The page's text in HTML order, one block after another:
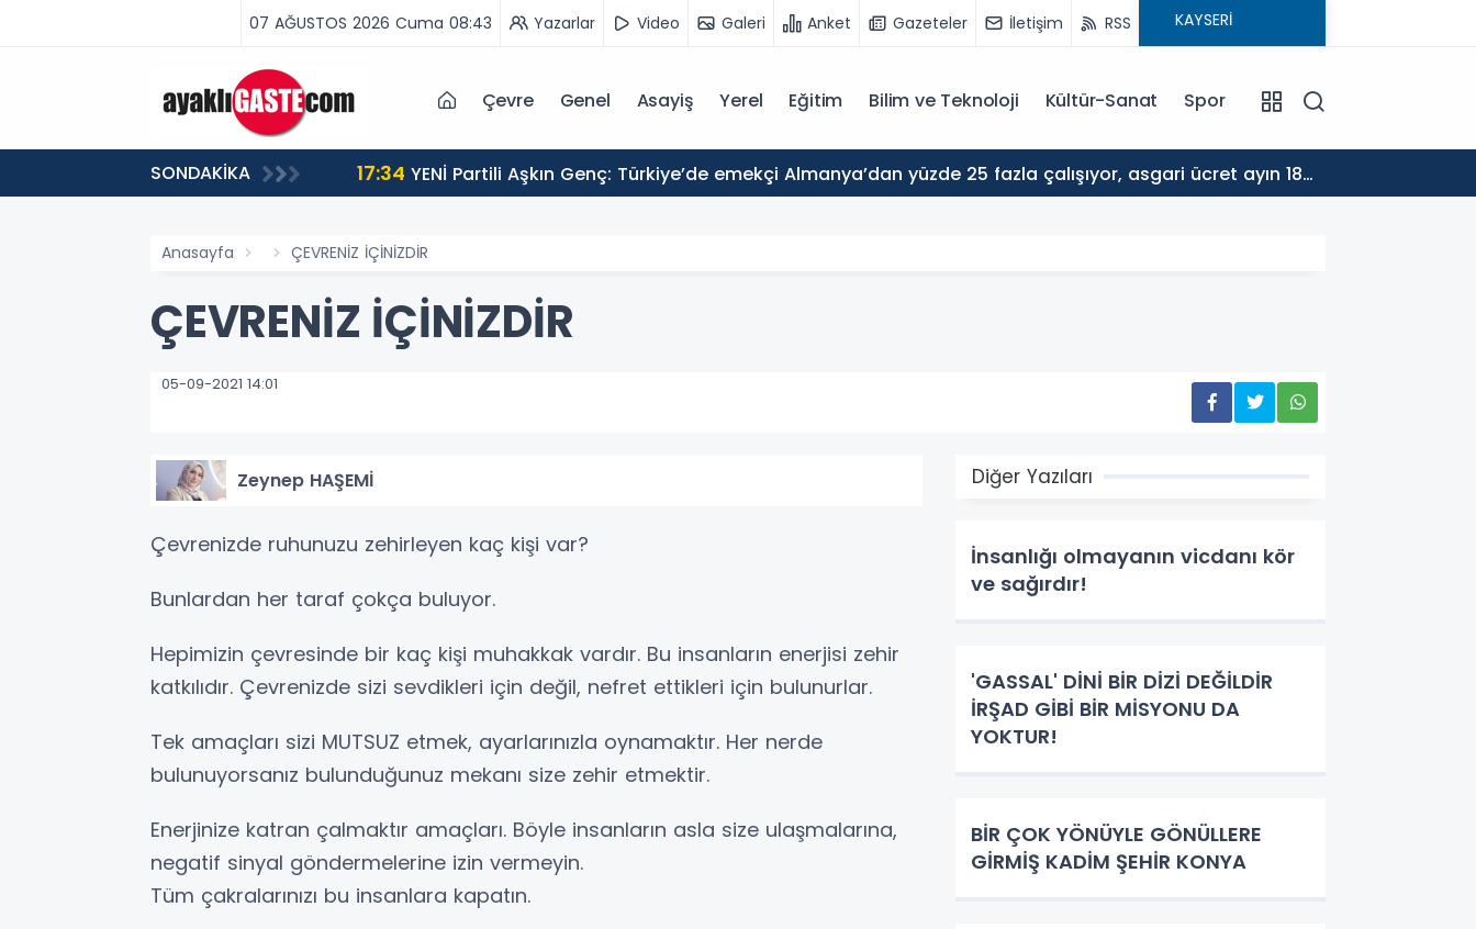
07 AĞUSTOS 2026 Cuma 08:43 Yazarlar Video Galeri Anket Gazeteler İletişim RSS
Çevre Genel Asayiş Yerel Eğitim Bilim ve Teknoloji Kültür-Sanat Spor
SONDAKİKA 17:34 YENİ Partili Aşkın Genç: Türkiye’de emekçi Almanya’dan yüzde 25 fazla çalışıyor, asgari ücret ayın 18
gününe yetiyor
Anasayfa ÇEVRENİZ İÇİNİZDİR
ÇEVRENİZ İÇİNİZDİR
05-09-2021 14:01
Zeynep HAŞEMİ
Çevrenizde ruhunuzu zehirleyen kaç kişi var?
Bunlardan her taraf çokça buluyor.
Hepimizin çevresinde bir kaç kişi muhakkak vardır. Bu insanların enerjisi zehir
katkılıdır. Çevrenizde sizi sevdikleri için değil, nefret ettikleri için bulunurlar.
Tek amaçları sizi MUTSUZ etmek, ayarlarınızla oynamaktır. Her nerde
bulunuyorsanız bulunduğunuz mekanı size zehir etmektir.
Enerjinize katran çalmaktır amaçları. Böyle insanların asla size ulaşmalarına,
negatif sinyal göndermelerine izin vermeyin.
Tüm çakralarınızı bu insanlara kapatın.
Diğer Yazıları
İnsanlığı olmayanın vicdanı kör
ve sağırdır!
'GASSAL' DİNİ BİR DİZİ DEĞİLDİR
İRŞAD GİBİ BİR MİSYONU DA
YOKTUR!
BİR ÇOK YÖNÜYLE GÖNÜLLERE
GİRMİŞ KADİM ŞEHİR KONYA